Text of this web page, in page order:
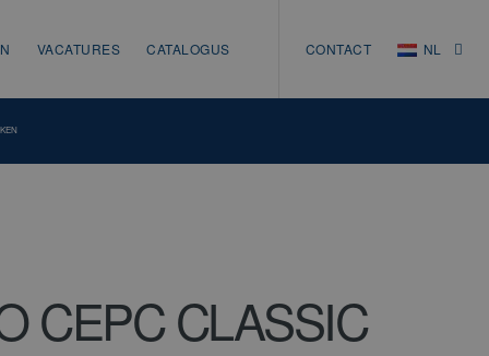
VACATURES CATALOGUS CONTACT NL
CEPC CLASSIC